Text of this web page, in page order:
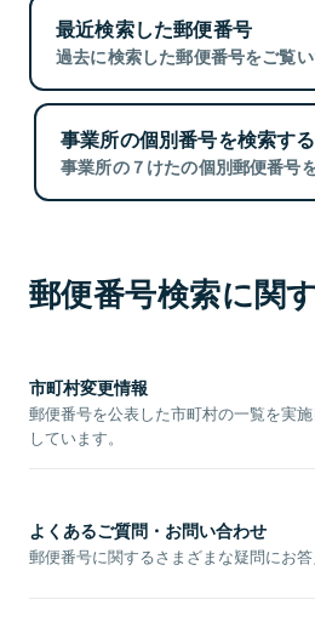
最近検索した郵便番号
過去に検索した郵便番号をご覧い
事業所の個別番号を検索する
事業所の７けたの個別郵便番号
郵便番号検索に関
市町村変更情報
郵便番号を公表した市町村の一覧を実
しています。
よくあるご質問・お問い合わせ
郵便番号に関するさまざまな疑問にお答